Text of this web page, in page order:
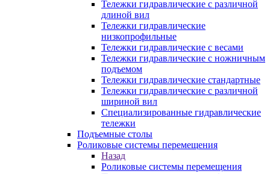
Тележки гидравлические с различной
длиной вил
Тележки гидравлические
низкопрофильные
Тележки гидравлические с весами
Тележки гидравлические с ножничным
подъемом
Тележки гидравлические стандартные
Тележки гидравлические с различной
шириной вил
Специализированные гидравлические
тележки
Подъемные столы
Роликовые системы перемещения
Назад
Роликовые системы перемещения